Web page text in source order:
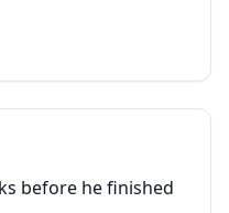
before he finished